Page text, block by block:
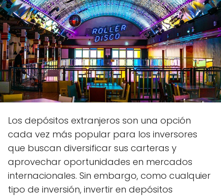
Los depósitos extranjeros son una opción
cada vez más popular para los inversores
que buscan diversificar sus carteras y
aprovechar oportunidades en mercados
internacionales. Sin embargo, como cualquier
tipo de inversión, invertir en depósitos